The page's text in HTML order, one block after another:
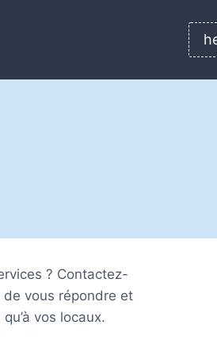
? Contactez-
vous répondre et
vos locaux.